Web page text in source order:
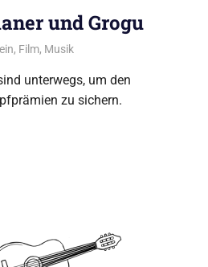
und Grogu
, Film, Musik
unterwegs, um den
zu sichern.